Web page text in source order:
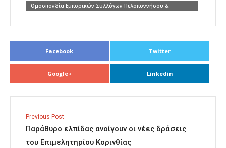
Ομοσπονδία Εμπορικών Συλλόγων Πελοποννήσου &
Facebook Twitter
Google+ Linkedin
Previous Post
Παράθυρο ελπίδας ανοίγουν οι νέες δράσεις
του Επιμελητηρίου Κορινθίας